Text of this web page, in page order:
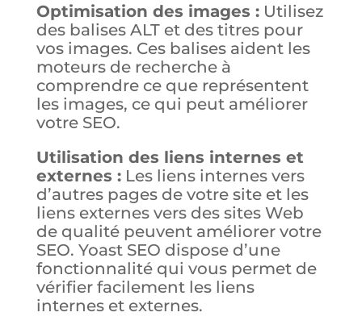
Optimisation des images :Utilisez
des balises ALT et des titres pour
vos images. Ces balises aident les
moteurs de recherche à
comprendre ce que représentent
les images, ce qui peut améliorer
votre SEO.
Utilisation des liens internes et
externes :Les liens internes vers
d’autres pages de votre site et les
liens externes vers des sites Web
de qualité peuvent améliorer votre
SEO. Yoast SEO dispose d’une
fonctionnalité qui vous permet de
vérifier facilement les liens
internes et externes.